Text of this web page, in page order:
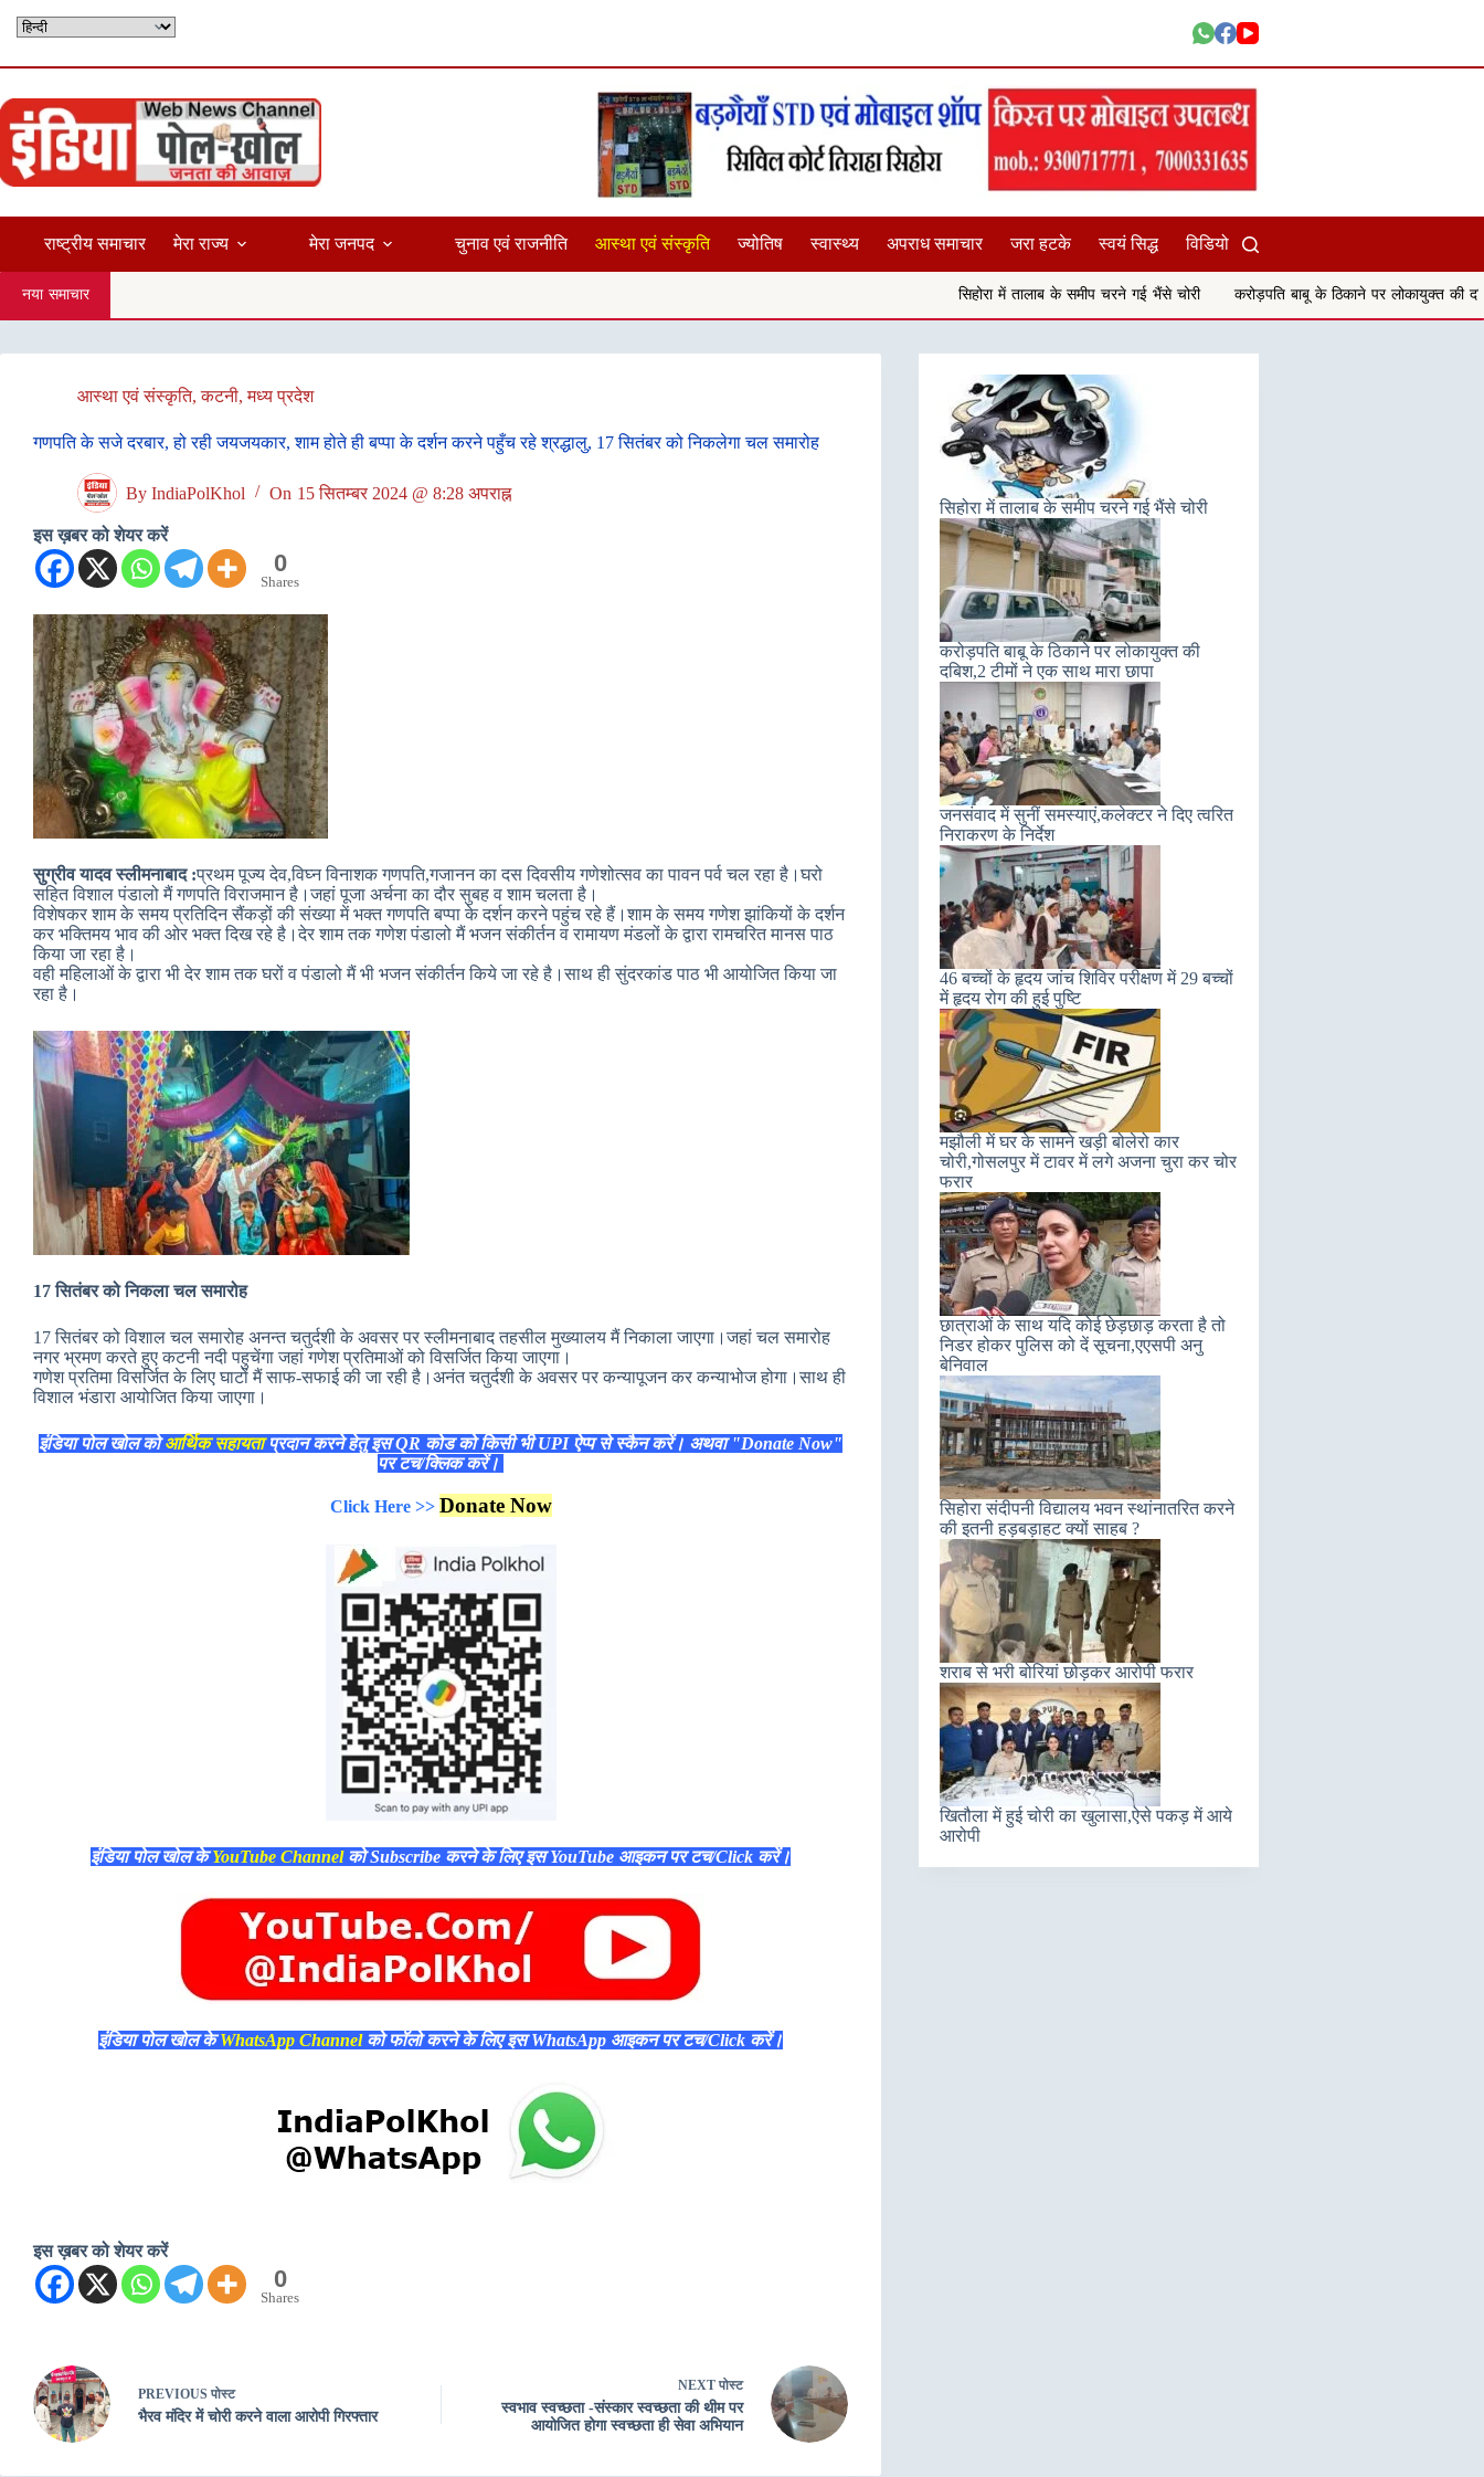
राष्ट्रीय समाचार मेरा राज्य मेरा जनपद चुनाव एवं राजनीति आस्था एवं संस्कृति ज्योतिष स्वास्थ्य अपराध समाचार जरा हटके स्वयं सिद्ध विडियो
नया समाचार सिहोरा में तालाब के समीप चरने गई भैंसे चोरी करोड़पति बाबू के ठिकाने पर लोकायुक्त की दबिश,2 टीमों ने एक साथ मारा
आस्था एवं संस्कृति,कटनी,मध्य प्रदेश
गणपति के सजे दरबार, हो रही जयजयकार, शाम होते ही बप्पा के दर्शन करने पहुँच रहे श्रद्धालु, 17 सितंबर को निकलेगा चल समारोह
By IndiaPolKhol On 15 सितम्बर 2024 @ 8:28 अपराह्न
इस ख़बर को शेयर करें
0
Shares
सुग्रीव यादव स्लीमनाबाद :प्रथम पूज्य देव,विघ्न विनाशक गणपति,गजानन का दस दिवसीय गणेशोत्सव का पावन पर्व चल रहा है।घरो
सहित विशाल पंडालो मैं गणपति विराजमान है।जहां पूजा अर्चना का दौर सुबह व शाम चलता है।
विशेषकर शाम के समय प्रतिदिन सैंकड़ों की संख्या में भक्त गणपति बप्पा के दर्शन करने पहुंच रहे हैं।शाम के समय गणेश झांकियों के दर्शन
कर भक्तिमय भाव की ओर भक्त दिख रहे है।देर शाम तक गणेश पंडालो मैं भजन संकीर्तन व रामायण मंडलों के द्वारा रामचरित मानस पाठ
किया जा रहा है।
वही महिलाओं के द्वारा भी देर शाम तक घरों व पंडालो मैं भी भजन संकीर्तन किये जा रहे है।साथ ही सुंदरकांड पाठ भी आयोजित किया जा
रहा है।
17 सितंबर को निकला चल समारोह
17 सितंबर को विशाल चल समारोह अनन्त चतुर्दशी के अवसर पर स्लीमनाबाद तहसील मुख्यालय मैं निकाला जाएगा।जहां चल समारोह
नगर भ्रमण करते हुए कटनी नदी पहुचेंगा जहां गणेश प्रतिमाओं को विसर्जित किया जाएगा।
गणेश प्रतिमा विसर्जित के लिए घाटों मैं साफ-सफाई की जा रही है।अनंत चतुर्दशी के अवसर पर कन्यापूजन कर कन्याभोज होगा।साथ ही
विशाल भंडारा आयोजित किया जाएगा।
इंडिया पोल खोल कोआर्थिक सहायताप्रदान करने हेतु इस QR कोड को किसी भी UPI ऐप्प से स्कैन करें। अथवा "Donate Now"
पर टच/क्लिक करें।
Click Here >> Donate Now
इंडिया पोल खोल केYouTube Channelको Subscribe करने के लिए इस YouTube आइकन पर टच/Click करें।
इंडिया पोल खोल केWhatsApp Channelको फॉलो करने के लिए इस WhatsApp आइकन पर टच/Click करें।
इस ख़बर को शेयर करें
0
Shares
PREVIOUS पोस्ट
भैरव मंदिर में चोरी करने वाला आरोपी गिरफ्तार
NEXT पोस्ट
स्वभाव स्वच्छता -संस्कार स्वच्छता की थीम पर
आयोजित होगा स्वच्छता ही सेवा अभियान
सिहोरा में तालाब के समीप चरने गई भैंसे चोरी
करोड़पति बाबू के ठिकाने पर लोकायुक्त की
दबिश,2 टीमों ने एक साथ मारा छापा
जनसंवाद में सुनीं समस्याएं,कलेक्टर ने दिए त्वरित
निराकरण के निर्देश
46 बच्चों के हृदय जांच शिविर परीक्षण में 29 बच्चों
में हृदय रोग की हुई पुष्टि
मझौली में घर के सामने खड़ी बोलेरो कार
चोरी,गोसलपुर में टावर में लगे अजना चुरा कर चोर
फरार
छात्राओं के साथ यदि कोई छेड़छाड़ करता है तो
निडर होकर पुलिस को दें सूचना,एएसपी अनु
बेनिवाल
सिहोरा संदीपनी विद्यालय भवन स्थांनातरित करने
की इतनी हड़बड़ाहट क्यों साहब ?
शराब से भरी बोरियां छोड़कर आरोपी फरार
खितौला में हुई चोरी का खुलासा,ऐसे पकड़ में आये
आरोपी